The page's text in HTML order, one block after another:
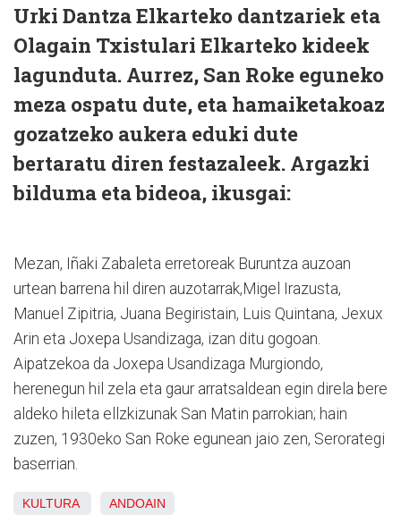
Urki Dantza Elkarteko dantzariek eta
Olagain Txistulari Elkarteko kideek
lagunduta. Aurrez, San Roke eguneko
meza ospatu dute, eta hamaiketakoaz
gozatzeko aukera eduki dute
bertaratu diren festazaleek. Argazki
bilduma eta bideoa, ikusgai:
Mezan, Iñaki Zabaleta erretoreak Buruntza auzoan
urtean barrena hil diren auzotarrak,Migel Irazusta,
Manuel Zipitria, Juana Begiristain, Luis Quintana, Jexux
Arin eta Joxepa Usandizaga, izan ditu gogoan.
Aipatzekoa da Joxepa Usandizaga Murgiondo,
herenegun hil zela eta gaur arratsaldean egin direla bere
aldeko hileta ellzkizunak San Matin parrokian; hain
zuzen, 1930eko San Roke egunean jaio zen, Serorategi
baserrian.
KULTURA ANDOAIN